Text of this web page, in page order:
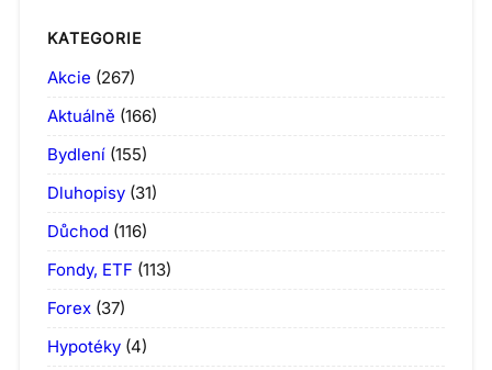
KATEGORIE
Akcie (267)
Aktuálně (166)
Bydlení (155)
Dluhopisy (31)
Důchod (116)
Fondy, ETF (113)
Forex (37)
Hypotéky (4)